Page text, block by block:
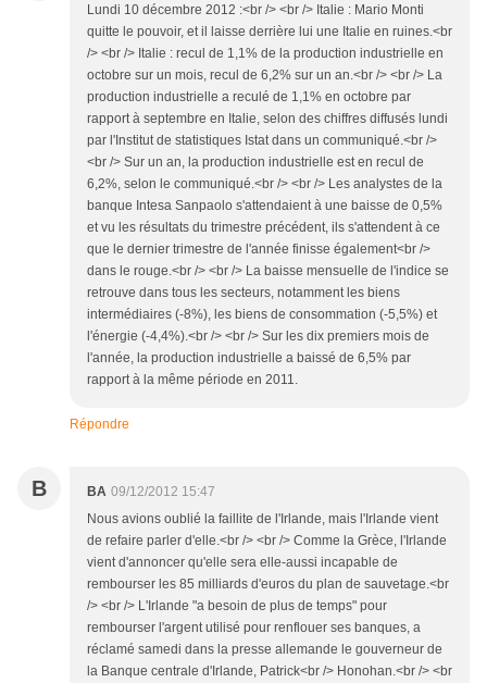
Lundi 10 décembre 2012 :<br /> <br /> Italie : Mario Monti
quitte le pouvoir, et il laisse derrière lui une Italie en ruines.<br
/> <br /> Italie : recul de 1,1% de la production industrielle en
octobre sur un mois, recul de 6,2% sur un an.<br /> <br /> La
production industrielle a reculé de 1,1% en octobre par
rapport à septembre en Italie, selon des chiffres diffusés lundi
par l'Institut de statistiques Istat dans un communiqué.<br />
<br /> Sur un an, la production industrielle est en recul de
6,2%, selon le communiqué.<br /> <br /> Les analystes de la
banque Intesa Sanpaolo s'attendaient à une baisse de 0,5%
et vu les résultats du trimestre précédent, ils s'attendent à ce
que le dernier trimestre de l'année finisse également<br />
dans le rouge.<br /> <br /> La baisse mensuelle de l'indice se
retrouve dans tous les secteurs, notamment les biens
intermédiaires (-8%), les biens de consommation (-5,5%) et
l'énergie (-4,4%).<br /> <br /> Sur les dix premiers mois de
l'année, la production industrielle a baissé de 6,5% par
rapport à la même période en 2011.
Répondre
B BA 09/12/2012 15:47
Nous avions oublié la faillite de l'Irlande, mais l'Irlande vient
de refaire parler d'elle.<br /> <br /> Comme la Grèce, l'Irlande
vient d'annoncer qu'elle sera elle-aussi incapable de
rembourser les 85 milliards d'euros du plan de sauvetage.<br
/> <br /> L'Irlande "a besoin de plus de temps" pour
rembourser l'argent utilisé pour renflouer ses banques, a
réclamé samedi dans la presse allemande le gouverneur de
la Banque centrale d'Irlande, Patrick<br /> Honohan.<br /> <br